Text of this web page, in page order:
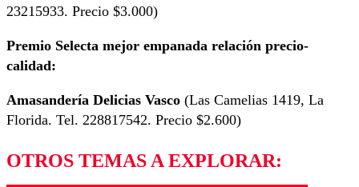
23215933. Precio $3.000)
Premio Selecta mejor empanada relación precio-
calidad:
Amasandería Delicias Vasco (Las Camelias 1419, La
Florida. Tel. 228817542. Precio $2.600)
OTROS TEMAS A EXPLORAR: